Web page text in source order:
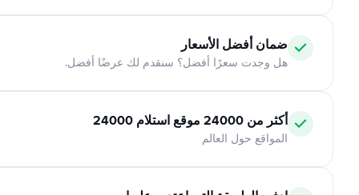
ضمان أفضل الأسعار
هل وجدت سعرًا أفضل؟ سنقدم لك عرضًا أفضل.
أكثر من 24000 موقع استلام 24000
المواقع حول العالم